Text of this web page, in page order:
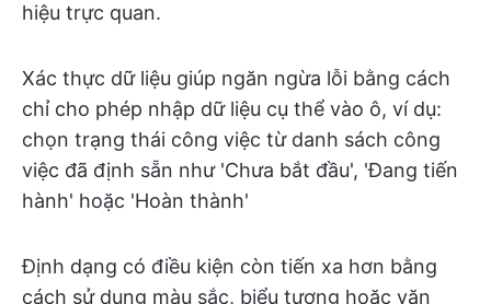
hiệu trực quan.
Xác thực dữ liệu giúp ngăn ngừa lỗi bằng cách
chỉ cho phép nhập dữ liệu cụ thể vào ô, ví dụ:
chọn trạng thái công việc từ danh sách công
việc đã định sẵn như 'Chưa bắt đầu', 'Đang tiến
hành' hoặc 'Hoàn thành'
Định dạng có điều kiện còn tiến xa hơn bằng
cách sử dụng màu sắc, biểu tượng hoặc văn